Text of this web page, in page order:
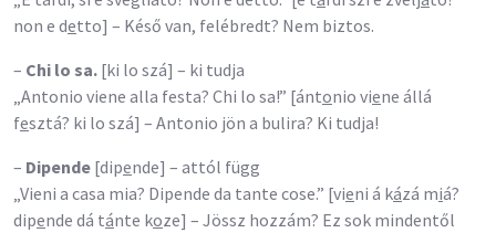
non e detto] – Késő van, felébredt? Nem biztos.
– Chi lo sa. [ki lo szá] – ki tudja
„Antonio viene alla festa? Chi lo sa!” [ántonio viene állá
fesztá? ki lo szá] – Antonio jön a bulira? Ki tudja!
– Dipende [dipende] – attól függ
„Vieni a casa mia? Dipende da tante cose.” [vieni á kázá miá?
dipende dá tánte koze] – Jössz hozzám? Ez sok mindentől